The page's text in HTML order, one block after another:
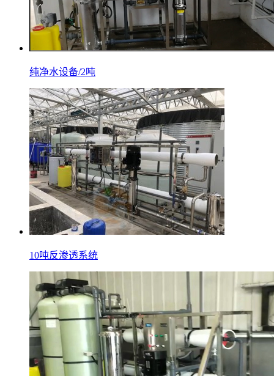
纯净水设备/2吨
10吨反渗透系统